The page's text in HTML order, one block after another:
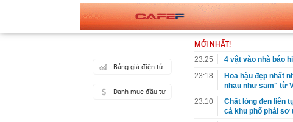
Bảng giá điện tử
Danh mục đầu tư
MỚI NHẤT!
23:25
4 vật vào nhà báo
23:18
Hoa hậu đẹp nhất
nhau như sam" từ
23:10
Chất lỏng đen liên
cả khu phố phải sơ